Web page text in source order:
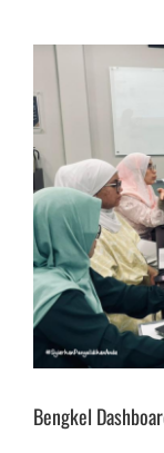
Bengkel